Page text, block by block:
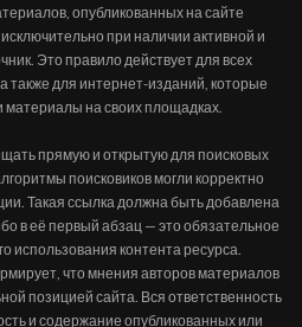
опубликованных на сайте
при наличии активной и
Это правило действует для всех
также для интернет-изданий, которые
на своих площадках.
прямую и открытую для поисковых
поисковиков могли корректно
Такая ссылка должна быть добавлена
в её первый абзац — это обязательное
использования контента ресурса.
что мнения авторов материалов
позицией сайта. Вся ответственность
и содержание опубликованных или